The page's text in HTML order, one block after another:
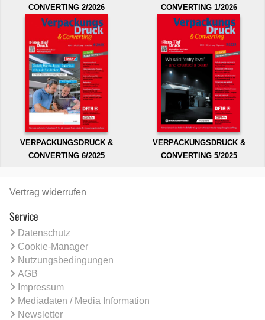
CONVERTING 2/2026
CONVERTING 1/2026
VERPACKUNGSDRUCK &
CONVERTING 6/2025
VERPACKUNGSDRUCK &
CONVERTING 5/2025
Vertrag widerrufen
Service
Datenschutz
Cookie-Manager
Nutzungsbedingungen
AGB
Impressum
Mediadaten / Media Information
Newsletter